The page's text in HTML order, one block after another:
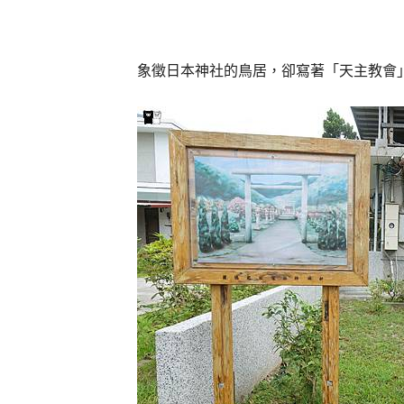
象徵日本神社的鳥居，卻寫著「天主教會